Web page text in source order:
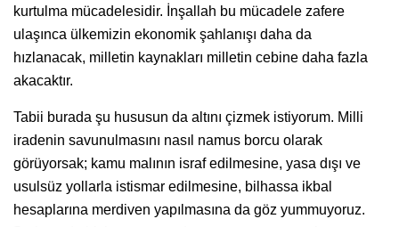
kurtulma mücadelesidir. İnşallah bu mücadele zafere
ulaşınca ülkemizin ekonomik şahlanışı daha da
hızlanacak, milletin kaynakları milletin cebine daha fazla
akacaktır.
Tabii burada şu hususun da altını çizmek istiyorum. Milli
iradenin savunulmasını nasıl namus borcu olarak
görüyorsak; kamu malının israf edilmesine, yasa dışı ve
usulsüz yollarla istismar edilmesine, bilhassa ikbal
hesaplarına merdiven yapılmasına da göz yummuyoruz.